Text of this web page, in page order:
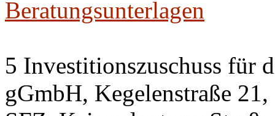
Beratungsunterlagen
5 Investitionszuschuss für
gGmbH, Kegelenstraße